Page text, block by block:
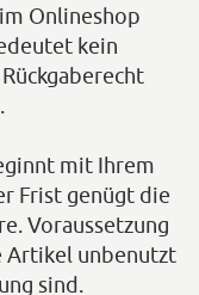
Onlineshop
kein
mit Ihrem
Frist genügt die
Voraussetzung
Artikel unbenutzt
sind.